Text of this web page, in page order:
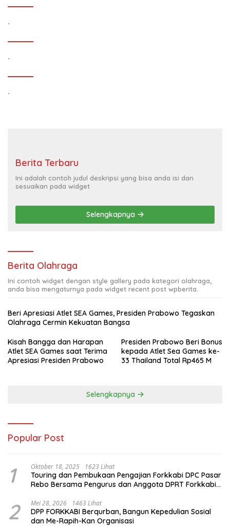
.
.
.
Berita Terbaru
Ini adalah contoh judul deskripsi yang bisa anda isi dan
sesuaikan pada widget
Selengkapnya
Berita Olahraga
Ini contoh widget dengan style gallery pada kategori olahraga,
anda bisa mengaturnya pada widget recent post wpberita.
Beri Apresiasi Atlet SEA Games, Presiden Prabowo Tegaskan
Olahraga Cermin Kekuatan Bangsa
Kisah Bangga dan Harapan
Atlet SEA Games saat Terima
Apresiasi Presiden Prabowo
Presiden Prabowo Beri Bonus
kepada Atlet Sea Games ke-
33 Thailand Total Rp465 M
Selengkapnya
Popular Post
1 Oktober 18, 2025 1623 Lihat
Touring dan Pembukaan Pengajian Forkkabi DPC Pasar
Rebo Bersama Pengurus dan Anggota DPRT Forkkabi
2 Mei 28, 2026 1463 Lihat
DPP FORKKABI Berqurban, Bangun Kepedulian Sosial
dan Me-Rapih-Kan Organisasi